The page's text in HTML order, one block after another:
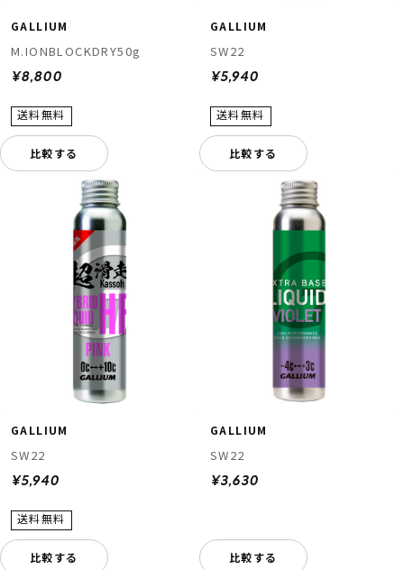
ムラサキスポーツ 公式アプリ
GALLIUM
M.IONBLOCKDRY50g
¥8,800
比較する
GALLIUM
SW22
¥5,940
比較する
GALLIUM
SW22
¥5,940
比較する
GALLIUM
SW22
¥3,630
比較する